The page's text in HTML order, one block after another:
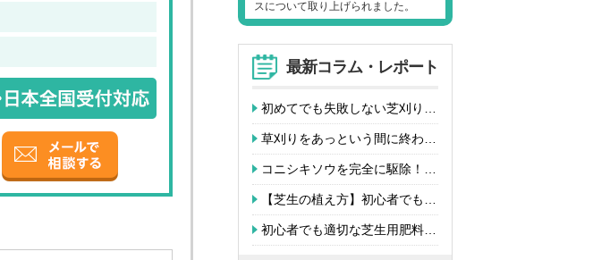
スについて取り上げられました。
最新コラム・レポート
初めてでも失敗しない芝刈り…
草刈りをあっという間に終わ…
コニシキソウを完全に駆除！…
【芝生の植え方】初心者でも…
初心者でも適切な芝生用肥料…